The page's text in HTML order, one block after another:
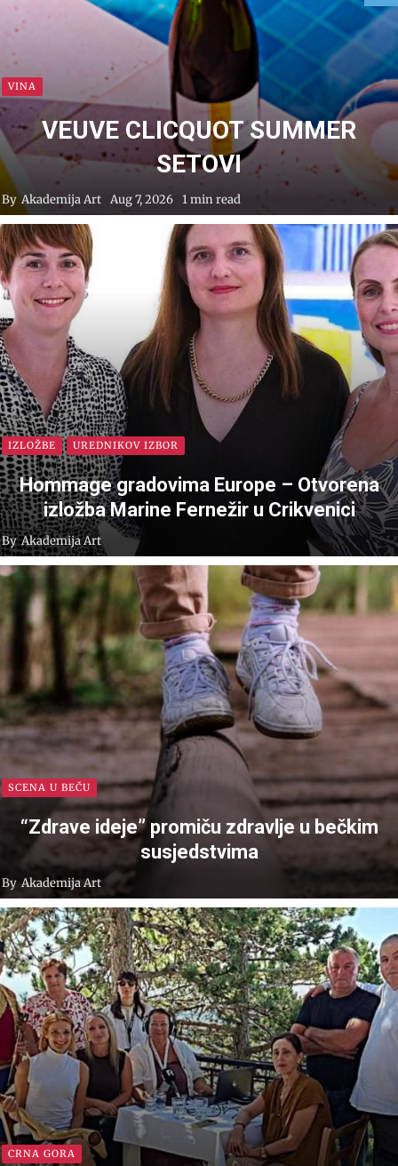
VINA
VEUVE CLICQUOT SUMMER
SETOVI
By Akademija Art Aug 7, 2026 1 min read
IZLOŽBE UREDNIKOV IZBOR
Hommage gradovima Europe – Otvorena
izložba Marine Fernežir u Crikvenici
By Akademija Art
SCENA U BEČU
“Zdrave ideje” promiču zdravlje u bečkim
susjedstvima
By Akademija Art
CRNA GORA